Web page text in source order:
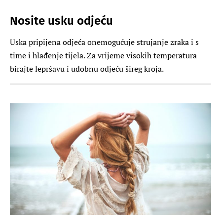
Nosite usku odjeću
Uska pripijena odjeća onemogućuje strujanje zraka i s
time i hlađenje tijela. Za vrijeme visokih temperatura
birajte lepršavu i udobnu odjeću šireg kroja.